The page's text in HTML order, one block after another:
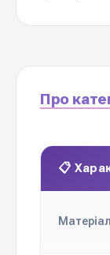
Про
📋
Матеріал